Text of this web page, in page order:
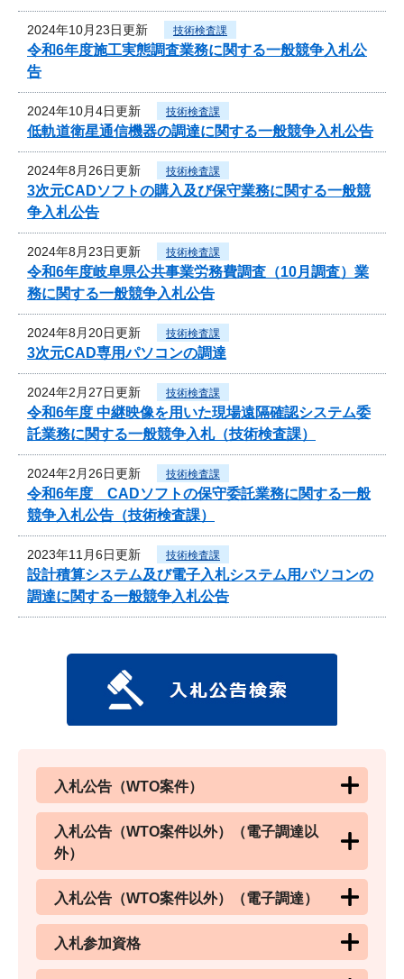
2024年10月23日更新 技術検査課
令和6年度施工実態調査業務に関する一般競争入札公
告
2024年10月4日更新 技術検査課
低軌道衛星通信機器の調達に関する一般競争入札公告
2024年8月26日更新 技術検査課
3次元CADソフトの購入及び保守業務に関する一般競
争入札公告
2024年8月23日更新 技術検査課
令和6年度岐阜県公共事業労務費調査（10月調査）業
務に関する一般競争入札公告
2024年8月20日更新 技術検査課
3次元CAD専用パソコンの調達
2024年2月27日更新 技術検査課
令和6年度 中継映像を用いた現場遠隔確認システム委
託業務に関する一般競争入札（技術検査課）
2024年2月26日更新 技術検査課
令和6年度 CADソフトの保守委託業務に関する一般
競争入札公告（技術検査課）
2023年11月6日更新 技術検査課
設計積算システム及び電子入札システム用パソコンの
調達に関する一般競争入札公告
入札公告（WTO案件）
入札公告（WTO案件以外）（電子調達以
外）
入札公告（WTO案件以外）（電子調達）
入札参加資格